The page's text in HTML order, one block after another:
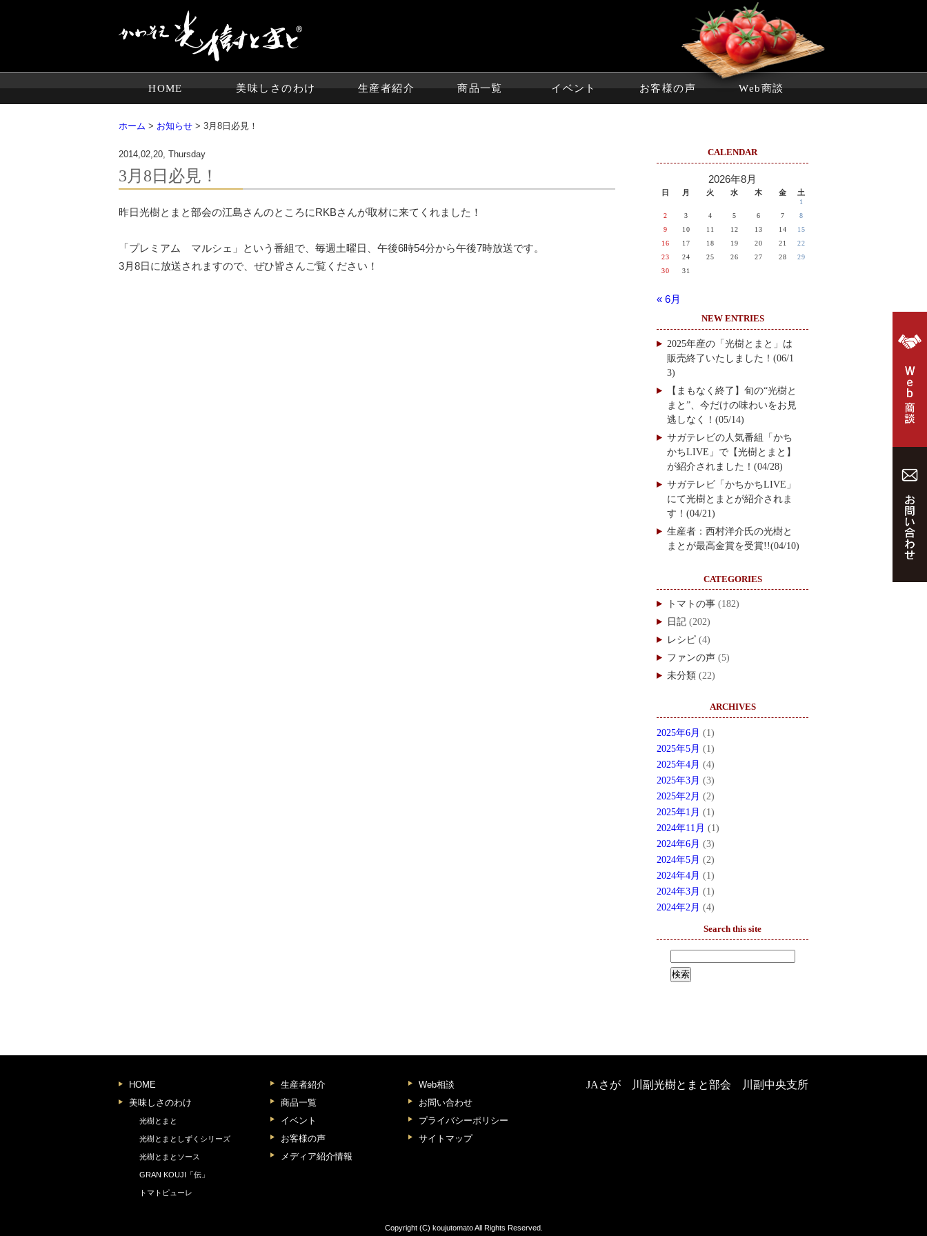
HOME 美味しさのわけ 生産者紹介 商品一覧 イベント お客様の声 Web商談
ホーム > お知らせ > 3月8日必見！
2014,02,20, Thursday
3月8日必見！
昨日光樹とまと部会の江島さんのところにRKBさんが取材に来てくれました！
「プレミアム マルシェ」という番組で、毎週土曜日、午後6時54分から午後7時放送です。
3月8日に放送されますので、ぜひ皆さんご覧ください！
CALENDAR
2026年8月
日 月 火 水 木 金 土
1
2
3 4 5 6 7
8
9
10 11 12 13 14
15
16
17 18 19 20 21
22
23
24 25 26 27 28
29
30
31
« 6月
NEW ENTRIES
2025年産の「光樹とまと」は
販売終了いたしました！(06/1
3)
【まもなく終了】旬の“光樹と
まと”、今だけの味わいをお見
逃しなく！(05/14)
サガテレビの人気番組「かち
かちLIVE」で【光樹とまと】
が紹介されました！(04/28)
サガテレビ「かちかちLIVE」
にて光樹とまとが紹介されま
す！(04/21)
生産者：西村洋介氏の光樹と
まとが最高金賞を受賞!!(04/10)
CATEGORIES
トマトの事 (182)
日記 (202)
レシピ (4)
ファンの声 (5)
未分類 (22)
ARCHIVES
2025年6月 (1)
2025年5月 (1)
2025年4月 (4)
2025年3月 (3)
2025年2月 (2)
2025年1月 (1)
2024年11月 (1)
2024年6月 (3)
2024年5月 (2)
2024年4月 (1)
2024年3月 (1)
2024年2月 (4)
Search this site
HOME
美味しさのわけ
光樹とまと
光樹とまとしずくシリーズ
光樹とまとソース
GRAN KOUJI「伝」
トマトピューレ
生産者紹介
商品一覧
イベント
お客様の声
メディア紹介情報
Web相談
お問い合わせ
プライバシーポリシー
サイトマップ
JAさが 川副光樹とまと部会 川副中央支所
Copyright (C) koujutomato All Rights Reserved.